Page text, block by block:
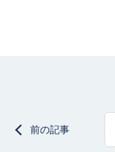
前の記事